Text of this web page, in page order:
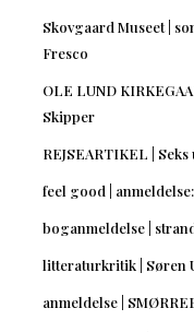
Skovgaard Museet |
Fresco
OLE LUND
Skipper
REJSEARTIKEL |
feel good |
boganmeldelse |
litteraturkritik | Søren
anmeldelse |